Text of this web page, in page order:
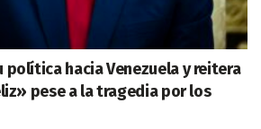
política hacia Venezuela y reitera
pese a la tragedia por los